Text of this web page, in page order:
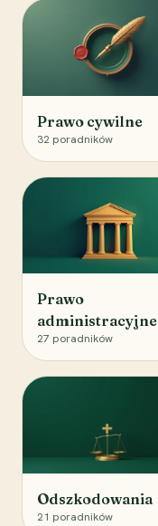
Prawo cywilne
32 poradników
Prawo
administracyjne
27 poradników
Odszkodowania
21 poradników